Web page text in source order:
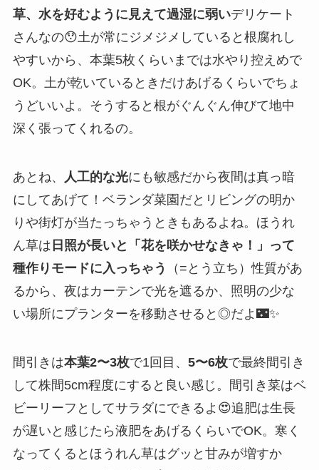
草、水を好むように見えて過湿に弱いデリケート
さんなの😯土が常にジメジメしていると根腐れし
やすいから、本葉5枚くらいまでは水やり控えめで
OK。土が乾いているときだけあげるくらいでちょ
うどいいよ。そうすると根がぐんぐん伸びて地中
深く張ってくれるの。
あとね、 人工的な光にも敏感だから夜間は真っ暗
にしてあげて！ベランダ菜園だとリビングの明か
りや街灯が当たっちゃうときもあるよね。ほうれ
ん草は 日照が長いと「花を咲かせなきゃ！」って
種作りモードに入っちゃう
（=とう立ち）性質があ
るから、夜はカーテンで光を遮るか、照明の少な
い場所にプランターを移動させると◎だよ🌃✨
間引きは本葉2〜3枚で1回目、 5〜6枚で最終間引き
して株間5cm程度にすると良い感じ。間引き菜はベ
ビーリーフとしてサラダにできるよ😍追肥は生長
が遅いと感じたら液肥をあげるくらいでOK。寒く
なってくるとほうれん草はグッと甘みが増すか